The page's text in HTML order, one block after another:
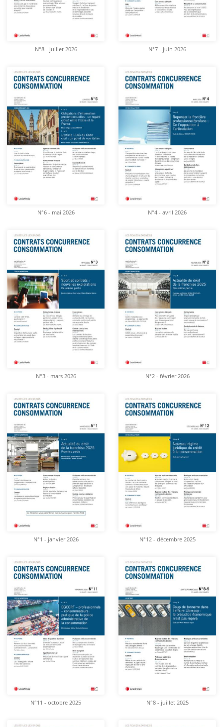
N°8 - juillet 2026 N°7 - juin 2026
N°6 - mai 2026 N°4 - avril 2026
N°3 - mars 2026 N°2 - février 2026
N°1 - janvier 2026 N°12 - décembre 2025
N°11 - octobre 2025 N°8 - juillet 2025